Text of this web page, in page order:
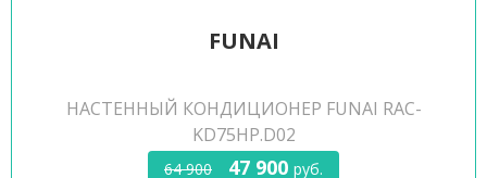
FUNAI
НАСТЕННЫЙ КОНДИЦИОНЕР FUNAI RAC-
KD75HP.D02
64 900 47 900 руб.